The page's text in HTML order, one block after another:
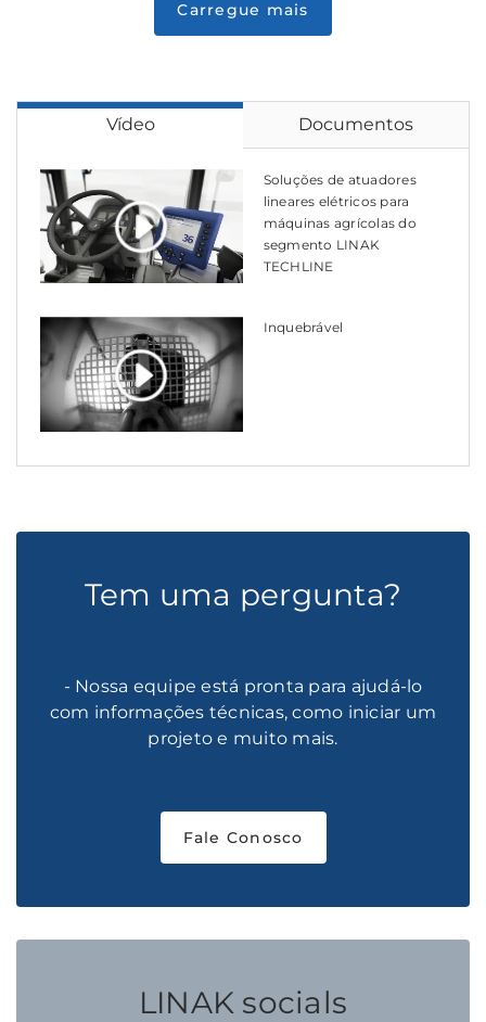
Vídeo Documentos
Soluções de atuadores
lineares elétricos para
máquinas agrícolas do
segmento LINAK
TECHLINE
Inquebrável
Tem uma pergunta?
- Nossa equipe está pronta para ajudá-lo
com informações técnicas, como iniciar um
projeto e muito mais.
Fale Conosco
LINAK socials